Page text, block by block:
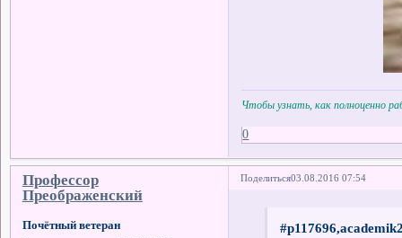
Чтобы узнать, как полноценно
0
Поделиться03.08.2016 07:54
Профессор
Преображенский
Почётный ветеран